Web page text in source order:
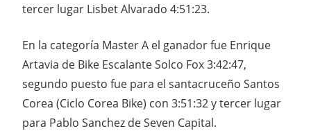
tercer lugar Lisbet Alvarado 4:51:23.
En la categoría Master A el ganador fue Enrique
Artavia de Bike Escalante Solco Fox 3:42:47,
segundo puesto fue para el santacruceño Santos
Corea (Ciclo Corea Bike) con 3:51:32 y tercer lugar
para Pablo Sanchez de Seven Capital.